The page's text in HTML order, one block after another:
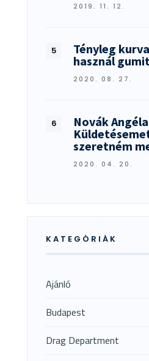
2019. 11. 12.
Tényleg
használ
2020. 08. 27.
Novák
szeretném
2020. 04. 20.
KATEGÓRIÁK
Ajánló
Budapest
Drag Department